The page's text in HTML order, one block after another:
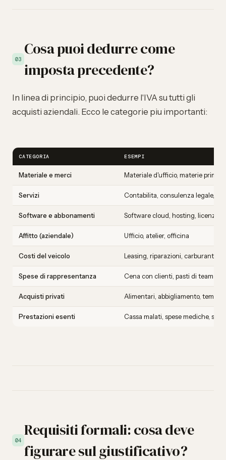
03
Cosa puoi dedurre come
imposta precedente?
In linea di principio, puoi dedurre l'IVA su tutti gli
acquisti aziendali. Ecco le categorie piu importanti:
CATEGORIA ESEMPI
Materiale e merci Materiale d'ufficio, materie prime
Servizi Contabilita, consulenza legale,
Software e abbonamenti Software cloud, hosting, licenze
Affitto (aziendale) Ufficio, atelier, officina
Costi del veicolo Leasing, riparazioni, carburante
Spese di rappresentanza Cena con clienti, pasti di team
Acquisti privati Alimentari, abbigliamento, tempo
Prestazioni esenti Cassa malati, spese mediche,
04
Requisiti formali: cosa deve
figurare sul giustificativo?